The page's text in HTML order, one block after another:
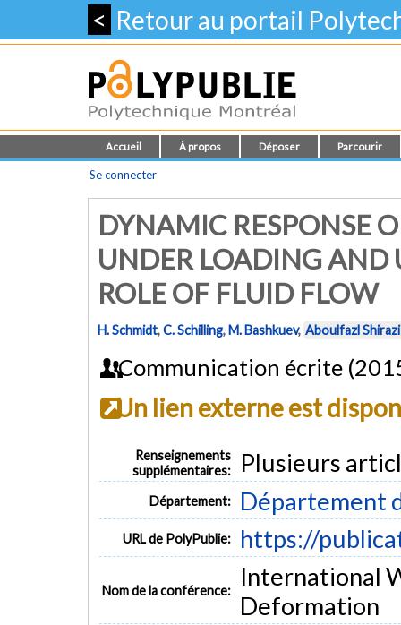
< Retour au portail
Accueil À propos Déposer Parcourir
Se connecter
DYNAMIC RESPONSE
UNDER LOADING AND
ROLE OF FLUID FLOW
H. Schmidt,C. Schilling,M. Bashkuev, Aboulfazl
Communication écrite
Un lien externe est
Renseignements
supplémentaires:
Plusieurs
Département: Département
URL de PolyPublie: https://
Nom de la conférence:
International
Deformation